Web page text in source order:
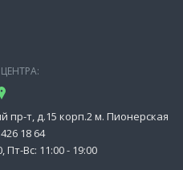
пр-т, д.15 корп.2 м. Пионерская
18 64
Пт-Вс: 11:00 - 19:00